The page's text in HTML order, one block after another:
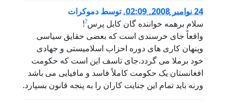
24 نوامبر 2008, 02:09 ,توسط دموکرات
سلام برهمه خواننده گان کابل پرس?
!
واقعاً جای خرسندی است که بعضی حقایق سیاسی
وپنهان کاری های دوره احزاب اسلامیستی و جهادی
خود برملا می گردد.جای تاسف این است که حکومت
افغانستان یک حکومت کاملاً فاسد و مافیایی می باشد
ورنه باید تمام این جنایت کاران را به پنجه قانون بسپارد.